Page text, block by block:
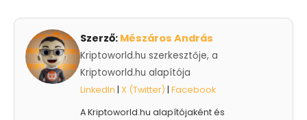
Szerző: Mészáros András
Kriptoworld.hu szerkesztője, a
Kriptoworld.hu alapítója
LinkedIn | X (Twitter) | Facebook
A Kriptoworld.hu alapítójaként és